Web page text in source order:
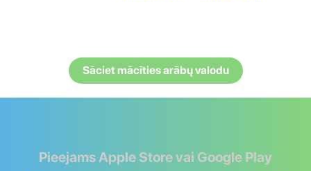
Sāciet mācīties arābų valodu
Pieejams Apple Store vai Google Play